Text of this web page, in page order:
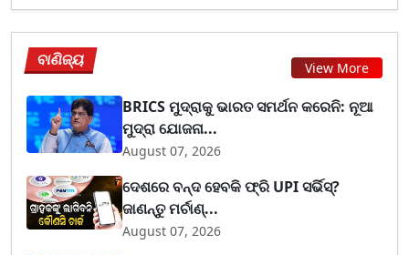
ବାଣିଜ୍ୟ View More
BRICS ମୁଦ୍ରାକୁ ଭାରତ ସମର୍ଥନ କରେନି: ନୂଆ
ମୁଦ୍ରା ଯୋଜନା...
August 07, 2026
ଦେଶରେ ବନ୍ଦ ହେବକି ଫ୍ରି UPI ସର୍ଭିସ୍?
ଜାଣନ୍ତୁ ମର୍ଚାଣ୍...
August 07, 2026